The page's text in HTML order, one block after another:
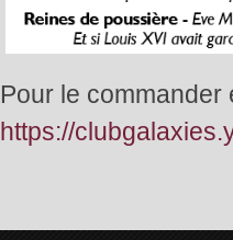
Pour le
https://